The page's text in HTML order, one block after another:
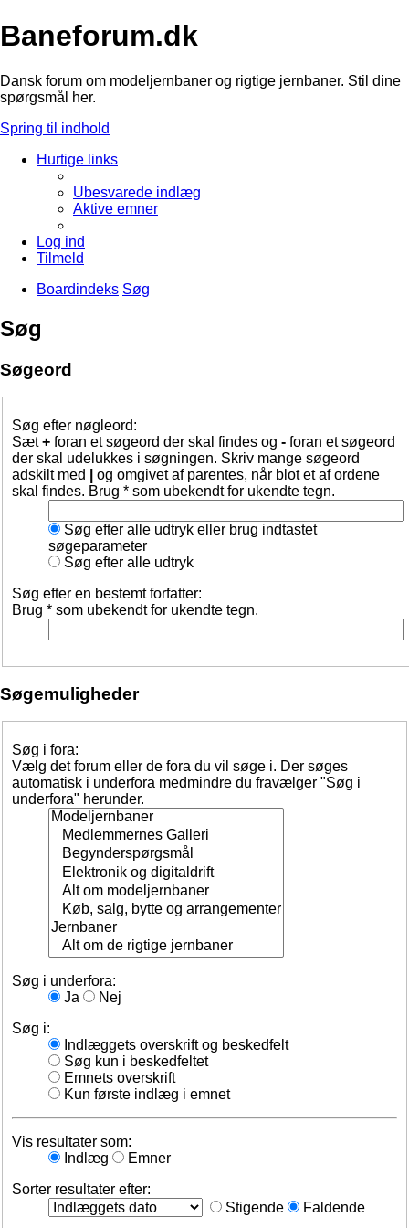
Baneforum.dk
Dansk forum om modeljernbaner og rigtige jernbaner. Stil dine
spørgsmål her.
Spring til indhold
Hurtige links
Ubesvarede indlæg
Aktive emner
Log ind
Tilmeld
Boardindeks Søg
Søg
Søgeord
Søg efter nøgleord:
Sæt+ foran et søgeord der skal findes og - foran et søgeord
der skal udelukkes i søgningen. Skriv mange søgeord
adskilt med
og omgivet af parentes, når blot et af ordene
skal findes. Brug * som ubekendt for ukendte tegn.
Søg efter alle udtryk eller brug indtastet
søgeparameter
Søg efter alle udtryk
Søg efter en bestemt forfatter:
Brug * som ubekendt for ukendte tegn.
Søgemuligheder
Søg i fora:
Vælg det forum eller de fora du vil søge i. Der søges
automatisk i underfora medmindre du fravælger "Søg i
underfora" herunder.
Søg i underfora:
Ja
Nej
Søg i:
Indlæggets overskrift og beskedfelt
Søg kun i beskedfeltet
Emnets overskrift
Kun første indlæg i emnet
Vis resultater som:
Indlæg
Emner
Sorter resultater efter:
Stigende
Faldende